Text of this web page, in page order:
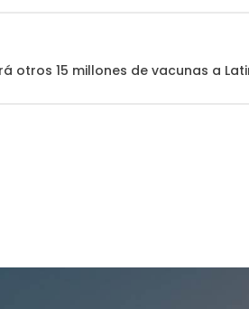
otros 15 millones de vacunas a